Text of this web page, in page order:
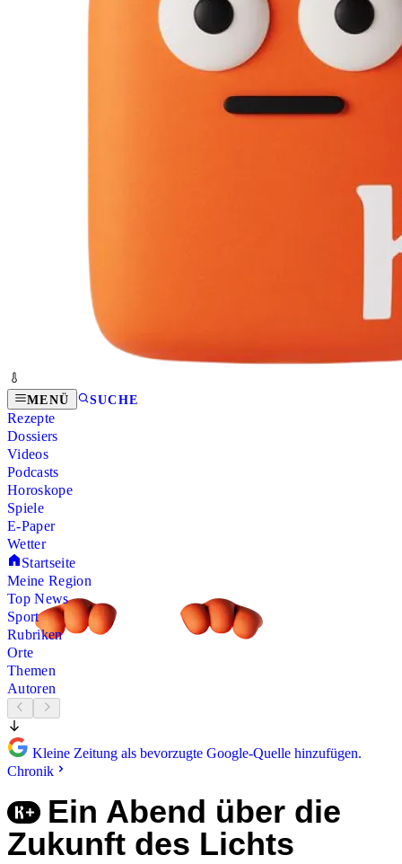
MENÜ SUCHE
Rezepte
Dossiers
Videos
Podcasts
Horoskope
Spiele
E-Paper
Wetter
Startseite
Meine Region
Top News
Sport
Rubriken
Orte
Themen
Autoren
Kleine Zeitung als bevorzugte Google-Quelle hinzufügen.
Chronik
Ein Abend über die
Zukunft des Lichts